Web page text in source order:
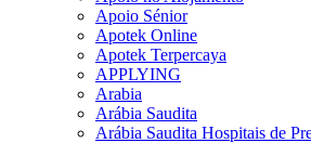
Apoio Sénior
Apotek Online
Apotek Terpercaya
APPLYING
Arabia
Arábia Saudita
Arábia Saudita Hospitais de